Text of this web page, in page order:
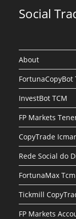
Social
About
FortunaCopyBot
InvestBot TCM
FP Markets
CopyTrade
Rede Social do
FortunaMax
Tickmill
FP Markets